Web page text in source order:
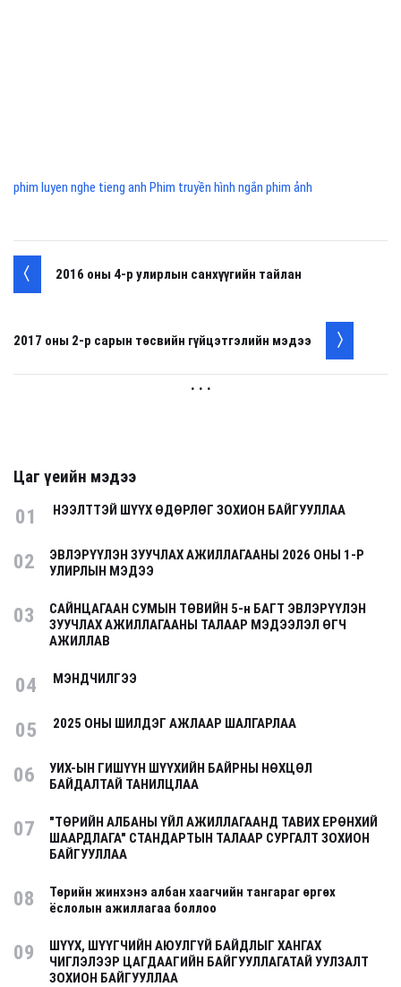
phim luyen nghe tieng anh Phim truyền hình ngắn phim ảnh
2016 оны 4-р улирлын санхүүгийн тайлан
2017 оны 2-р сарын төсвийн гүйцэтгэлийн мэдээ
. . .
Цаг үеийн мэдээ
01 НЭЭЛТТЭЙ ШҮҮХ ӨДӨРЛӨГ ЗОХИОН БАЙГУУЛЛАА
02
ЭВЛЭРҮҮЛЭН ЗУУЧЛАХ АЖИЛЛАГААНЫ 2026 ОНЫ 1-Р
УЛИРЛЫН МЭДЭЭ
03
САЙНЦАГААН СУМЫН ТӨВИЙН 5-н БАГТ ЭВЛЭРҮҮЛЭН
ЗУУЧЛАХ АЖИЛЛАГААНЫ ТАЛААР МЭДЭЭЛЭЛ ӨГЧ
АЖИЛЛАВ
04 МЭНДЧИЛГЭЭ
05 2025 ОНЫ ШИЛДЭГ АЖЛААР ШАЛГАРЛАА
06
УИХ-ЫН ГИШҮҮН ШҮҮХИЙН БАЙРНЫ НӨХЦӨЛ
БАЙДАЛТАЙ ТАНИЛЦЛАА
07
"ТӨРИЙН АЛБАНЫ ҮЙЛ АЖИЛЛАГААНД ТАВИХ ЕРӨНХИЙ
ШААРДЛАГА" СТАНДАРТЫН ТАЛААР СУРГАЛТ ЗОХИОН
БАЙГУУЛЛАА
08
Төрийн жинхэнэ албан хаагчийн тангараг өргөх
ёслолын ажиллагаа боллоо
09
ШҮҮХ, ШҮҮГЧИЙН АЮУЛГҮЙ БАЙДЛЫГ ХАНГАХ
ЧИГЛЭЛЭЭР ЦАГДААГИЙН БАЙГУУЛЛАГАТАЙ УУЛЗАЛТ
ЗОХИОН БАЙГУУЛЛАА